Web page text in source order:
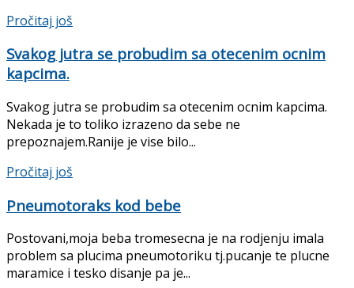
Pročitaj još
Svakog jutra se probudim sa otecenim ocnim
kapcima.
Svakog jutra se probudim sa otecenim ocnim kapcima.
Nekada je to toliko izrazeno da sebe ne
prepoznajem.Ranije je vise bilo...
Pročitaj još
Pneumotoraks kod bebe
Postovani,moja beba tromesecna je na rodjenju imala
problem sa plucima pneumotoriku tj.pucanje te plucne
maramice i tesko disanje pa je...